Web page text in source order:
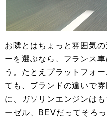
お隣とはちょっと雰囲気
ーを選ぶなら、フランス
う。たとえプラットフォ
ても、ブランドの違いで
に、ガソリンエンジンは
ーゼル 、BEVだってそろ